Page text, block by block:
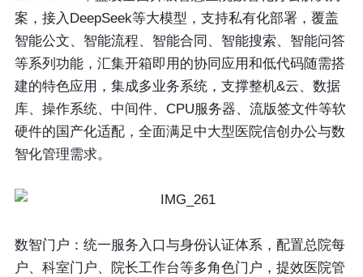
案，接入DeepSeek等大模型，支持私有化部署，覆盖
智能公文、智能流程、智能合同、智能搜索、智能问答
等系列功能，汇集开箱即用的协同应用和低代码随需搭
建的特色应用，集成多业务系统，支撑整机&云、数据
库、操作系统、中间件、CPU服务器、流版签文件等软
硬件的国产化适配，全面满足中大型医院信创办公与数
智化管理需求。
数智门户 ：统一服务入口与身份认证体系，配置总院每
户、科室门户、院长工作台等多角色门户，提效医院管